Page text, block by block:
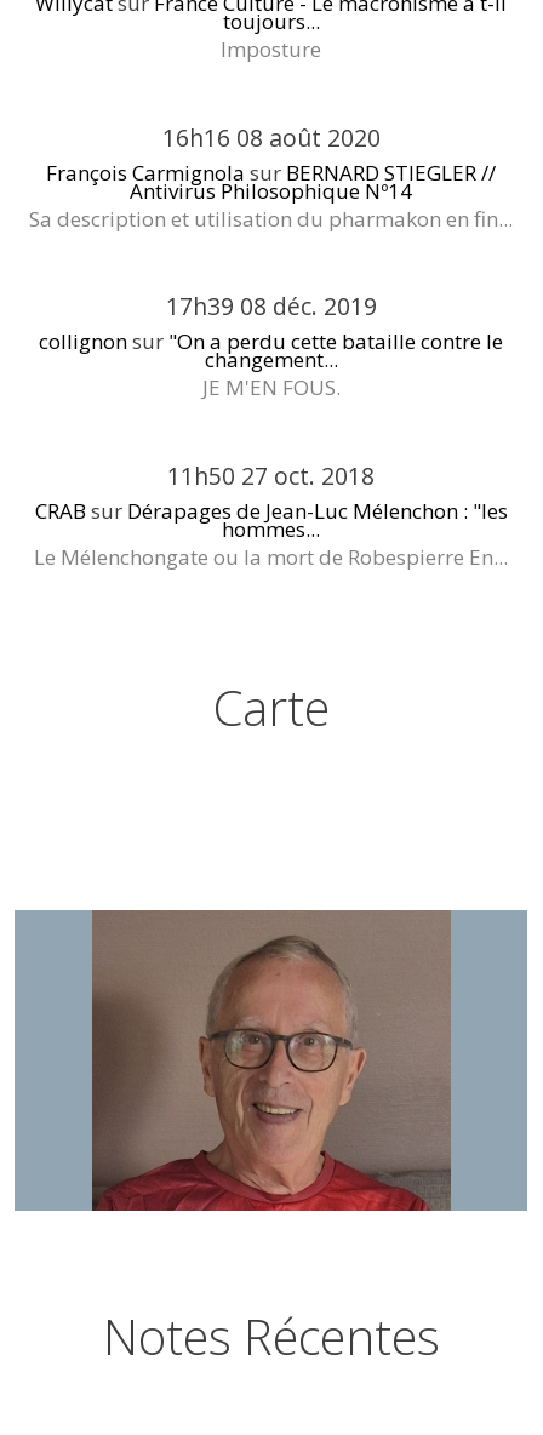
toujours...
Imposture
16h16 08 août 2020
François Carmignola sur BERNARD STIEGLER //
Antivirus Philosophique Nº14
Sa description et utilisation du pharmakon en fin...
17h39 08 déc. 2019
collignonsur "On a perdu cette bataille contre le
changement...
JE M'EN FOUS.
11h50 27 oct. 2018
CRAB sur Dérapages de Jean-Luc Mélenchon : "les
hommes...
Le Mélenchongate ou la mort de Robespierre En...
Carte
Notes Récentes